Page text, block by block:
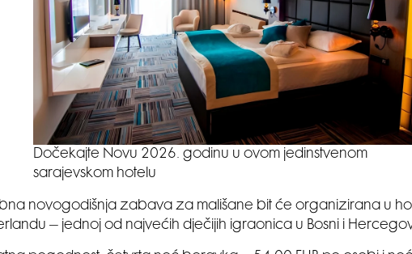
Dočekajte Novu 2026. godinu u ovom jedinstvenom
sarajevskom hotelu
novogodišnja zabava za mališane bit će organizirana u
– jednoj od najvećih dječijih igraonica u Bosni i